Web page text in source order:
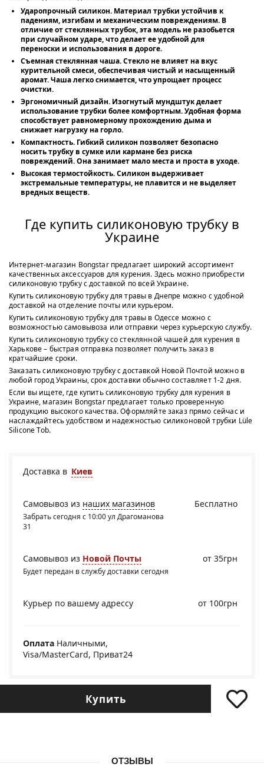
Ударопрочный силикон. Материал трубки устойчив к
падениям, изгибам и механическим повреждениям. В
отличие от стеклянных трубок, эта модель не разобьется
при случайном ударе, что делает ее удобной для
переноски и использования в дороге.
Съемная стеклянная чаша. Стекло не влияет на вкус
курительной смеси, обеспечивая чистый и насыщенный
аромат. Чаша легко снимается, что упрощает процесс
очистки.
Эргономичный дизайн. Изогнутый мундштук делает
использование трубки более комфортным. Удобная форма
способствует равномерному прохождению дыма и
снижает нагрузку на горло.
Компактность. Гибкий силикон позволяет безопасно
носить трубку в сумке или кармане без риска
повреждений. Она занимает мало места и проста в уходе.
Высокая термостойкость. Силикон выдерживает
экстремальные температуры, не плавится и не выделяет
вредных веществ.
Где купить силиконовую трубку в
Украине
Интернет-магазин Bongstar предлагает широкий ассортимент
качественных аксессуаров для курения. Здесь можно приобрести
силиконовую трубку с доставкой по всей Украине.
Купить силиконовую трубку для травы в Днепре можно с удобной
доставкой на отделение почты или курьером.
Купить силиконовую трубку для травы в Одессе можно с
возможностью самовывоза или отправки через курьерскую службу.
Купить силиконовую трубку со стеклянной чашей для курения в
Харькове – быстрая отправка позволяет получить заказ в
кратчайшие сроки.
Заказать силиконовую трубку с доставкой Новой Почтой можно в
любой город Украины, срок доставки обычно составляет 1-2 дня.
Если вы ищете, где купить силиконовую трубку для курения в
Украине, магазин Bongstar предлагает только проверенную
продукцию высокого качества. Оформляйте заказ прямо сейчас и
наслаждайтесь удобством и надежностью силиконовой трубки Lüle
Silicone Tob.
Доставка в Киев
Бесплатно
Самовывоз из наших магазинов
Забрать сегодня с 10:00 ул Драгоманова
31
Самовывоз из Новой Почты
Будет передан в службу доставки сегодня
от 35грн
Курьер по вашему адрессу от 100грн
Оплата Наличными,
Visa/MasterCard, Приват24
Купить
ОТЗЫВЫ